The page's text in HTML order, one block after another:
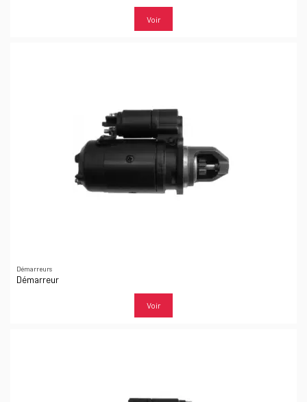
Voir
Démarreurs
Démarreur
Voir